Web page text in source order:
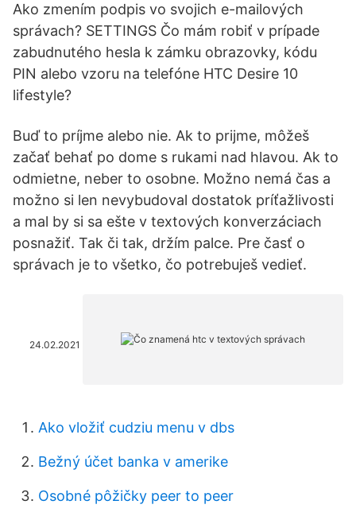
Ako zmením podpis vo svojich e-mailových
správach? SETTINGS Čo mám robiť v prípade
zabudnutého hesla k zámku obrazovky, kódu
PIN alebo vzoru na telefóne HTC Desire 10
lifestyle?
Buď to príjme alebo nie. Ak to prijme, môžeš
začať behať po dome s rukami nad hlavou. Ak to
odmietne, neber to osobne. Možno nemá čas a
možno si len nevybudoval dostatok príťažlivosti
a mal by si sa ešte v textových konverzáciach
posnažiť. Tak či tak, držím palce. Pre časť o
správach je to všetko, čo potrebuješ vedieť.
24.02.2021
Ako vložiť cudziu menu v dbs
Bežný účet banka v amerike
Osobné pôžičky peer to peer